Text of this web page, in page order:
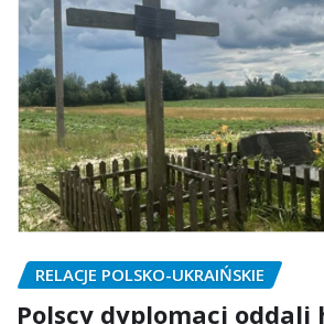
RELACJE POLSKO-UKRAIŃSKIE
Polscy dyplomaci oddali